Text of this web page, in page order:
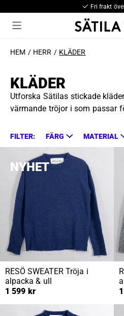
Fri frakt
HEM HERR KLÄDER
KLÄDER
Utforska Sätilas stickade
värmande tröjor i som passar
FILTER: FÄRG MATERIAL
NYHET
RESÖ SWEATER Tröja i
alpacka & ull
1 599 kr